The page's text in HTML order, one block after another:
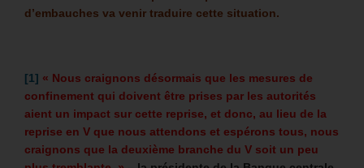
d’embauches va venir traduire cette situation.
[1] « Nous craignons désormais que les mesures de
confinement qui doivent être prises par les autorités
aient un impact sur cette reprise, et donc, au lieu de la
reprise en V que nous attendons et espérons tous, nous
craignons que la deuxième branche du V soit un peu